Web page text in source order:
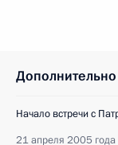
Дополнительно
Начало встречи с
21 апреля 2005 года